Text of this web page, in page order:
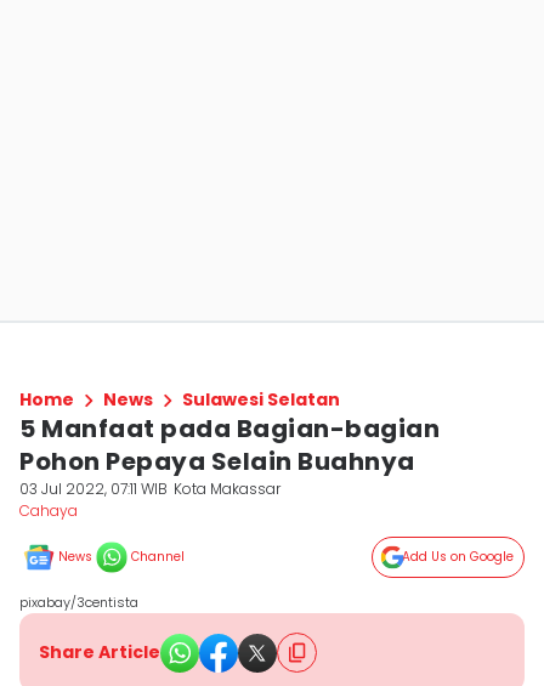
Home News Sulawesi Selatan
5 Manfaat pada Bagian-bagian
Pohon Pepaya Selain Buahnya
03 Jul 2022, 07:11 WIB Kota Makassar
Cahaya
News Channel Add Us on Google
pixabay/3centista
Share Article